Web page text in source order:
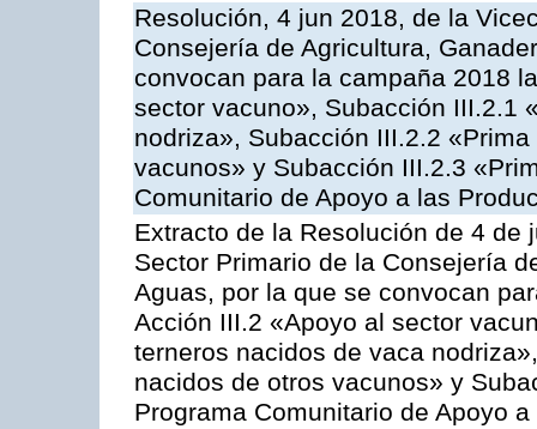
Resolución, 4 jun 2018, de la
Consejería de Agricultura,
convocan para la campaña 2018
sector vacuno», Subacción III.2.1
nodriza», Subacción III.2.2
vacunos» y Subacción III.2.3
Comunitario de Apoyo a las
Extracto de la Resolución de 4
Sector Primario de la Consejería
Aguas, por la que se convocan
Acción III.2 «Apoyo al sector
terneros nacidos de vaca
nacidos de otros vacunos» y
Programa Comunitario de Apoyo